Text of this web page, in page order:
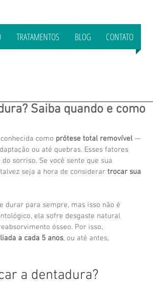
TRATAMENTOS BLOG CONTATO
Saiba quando e como
como prótese total removível —
ou até quebras. Esses fatores
sorriso. Se você sente que sua
seja a hora de considerar trocar sua
durar para sempre, mas isso não é
ela sofre desgaste natural
ósseo. Por isso,
a cada 5 anos, ou até antes,
a dentadura?